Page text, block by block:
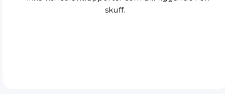
skuff.